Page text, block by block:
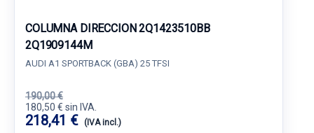
COLUMNA DIRECCION 2Q1423510BB
2Q1909144M
AUDI A1 SPORTBACK (GBA) 25 TFSI
190,00 €
180,50 € sin IVA.
218,41 € (IVA incl.)